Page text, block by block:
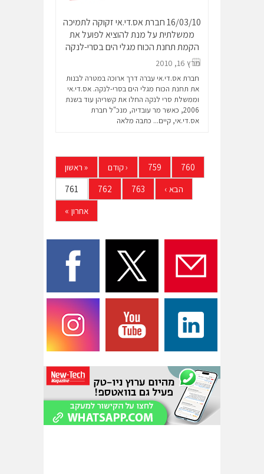
16/03/10 חברת אס.די.אי זקוקה לתמיכה
ממשלתית על מנת להוציא לפועל את
הקמת תחנת הכוח מגלי הים בסרי-לנקה
מרץ 16, 2010
חברת אס.די.אי עברה דרך ארוכה במטרה לבנות
את תחנת הכוח מגלי הים בסרי-לנקה. אס.די.אי
וממשלת סרי לנקה החלו את קשריהן עוד בשנת
2006, כאשר מר עובדיה, מנכ"ל חברת
אס.די.אי, קיים... כתבה מלאה
« ראשון ‹קודם 759
760
761
762 763 הבא ›
אחרון »